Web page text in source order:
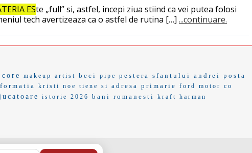
ESte „full” si, astfel, incepi ziua stiind ca vei putea folosi
tech avertizeaza ca o astfel de rutina […] ...continuare.
core makeup artist beci pipe pestera sfantului andrei posta
kristi noe tiene si adresa primarie ford motor co
istorie 2026 bani romanesti kraft harman